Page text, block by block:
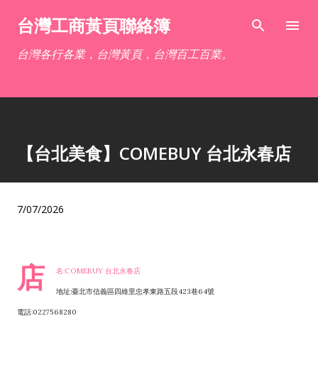
跳到主要內容
台灣工商黃頁聯絡簿
台灣各行各業，台灣黃頁，台灣百工百業。
【台北美食】COMEBUY 台北永春店
7/07/2026
店 名:COMEBUY 台北永春店
地址:臺北市信義區四維里忠孝東路五段423巷64號
電話:0227568280